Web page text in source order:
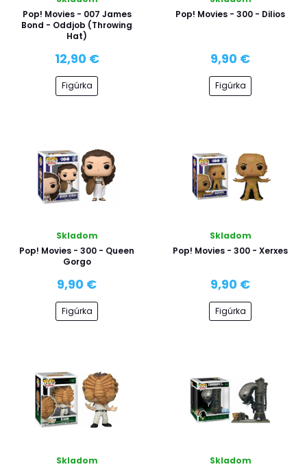
Pop! Movies - 007 James
Bond - Oddjob (Throwing
Hat)
12,90 €
Figúrka
Pop! Movies - 300 - Dilios
9,90 €
Figúrka
Skladom
Pop! Movies - 300 - Queen
Gorgo
9,90 €
Figúrka
Skladom
Pop! Movies - 300 - Xerxes
9,90 €
Figúrka
Skladom
Skladom